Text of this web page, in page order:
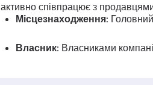
активно співпрацює з
Місцезнаходження:
Власник: Власниками